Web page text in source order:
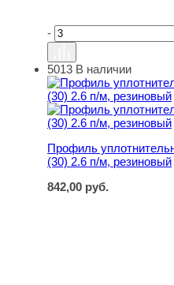
-
Профиль
5013 В наличии
Профиль
(30) 2.6 п/м, резиновый
842,00 руб.